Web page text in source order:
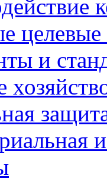
и